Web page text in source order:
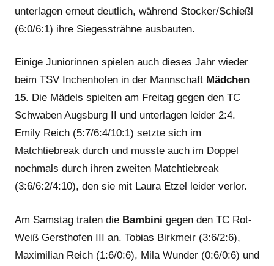
unterlagen erneut deutlich, während Stocker/Schießl
(6:0/6:1) ihre Siegessträhne ausbauten.
Einige Juniorinnen spielen auch dieses Jahr wieder
beim TSV Inchenhofen in der Mannschaft Mädchen
15. Die Mädels spielten am Freitag gegen den TC
Schwaben Augsburg II und unterlagen leider 2:4.
Emily Reich (5:7/6:4/10:1) setzte sich im
Matchtiebreak durch und musste auch im Doppel
nochmals durch ihren zweiten Matchtiebreak
(3:6/6:2/4:10), den sie mit Laura Etzel leider verlor.
Am Samstag traten die Bambini gegen den TC Rot-
Weiß Gersthofen III an. Tobias Birkmeir (3:6/2:6),
Maximilian Reich (1:6/0:6), Mila Wunder (0:6/0:6) und